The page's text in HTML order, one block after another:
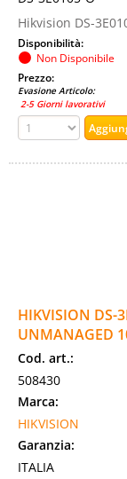
Hikvision DS-
Disponibilità:
Non Disponibile
Prezzo:
Evasione Articolo:
2-5 Giorni lavorativi
HIKVISION DS-
UNMANAGED
Cod. art.:
508430
Marca:
HIKVISION
Garanzia:
ITALIA